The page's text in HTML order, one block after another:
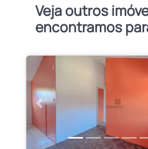
Veja outros
encontramos
Anterior